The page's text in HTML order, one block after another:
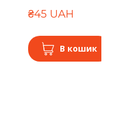
₴45 UAH
В кошик